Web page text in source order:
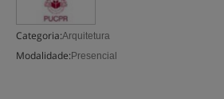
Categoria:Arquitetura
Modalidade: Presencial